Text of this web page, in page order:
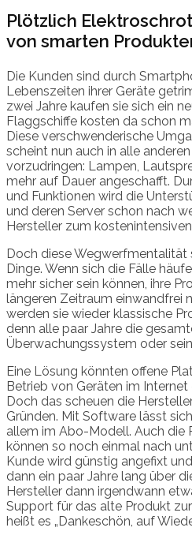
Plötzlich
von smarten
Die Kunden sind durch
Lebenszeiten ihrer Geräte
zwei Jahre kaufen sie sich ein
Flaggschiffe kosten da schon
Diese verschwenderische
scheint nun auch in alle
vorzudringen: Lampen,
mehr auf Dauer angeschafft.
und Funktionen wird die
und deren Server schon nach
Hersteller zum
Doch diese
Dinge. Wenn sich die Fälle
mehr sicher sein können, ihre
längeren Zeitraum einwandfrei
werden sie wieder klassische
denn alle paar Jahre die
Überwachungssystem oder
Eine Lösung könnten offene
Betrieb von Geräten im
Doch das scheuen die
Gründen. Mit Software lässt
allem im Abo-Modell. Auch die
können so noch einmal nach
Kunde wird günstig angefixt
dann ein paar Jahre lang über
Hersteller dann irgendwann
Support für das alte Produkt
heißt es „Dankeschön, auf